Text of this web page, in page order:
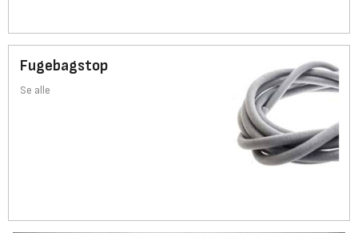
Fugebagstop
Se alle